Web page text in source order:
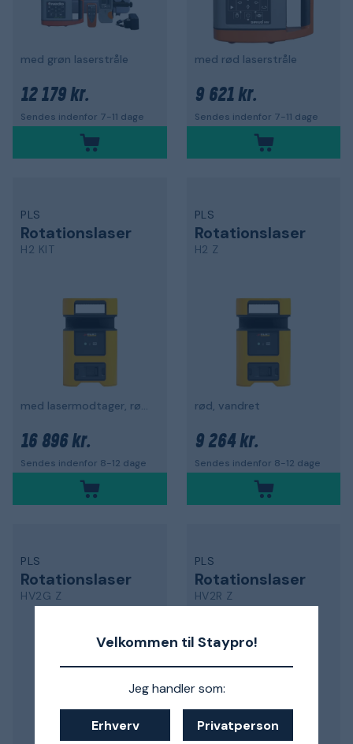
Velkommen til Staypro!
Jeg handler som:
Erhverv Privatperson
med grøn laserstråle
12 179 kr.
Sendes indenfor 7-11 dage
med rød laserstråle
9 621 kr.
Sendes indenfor 7-11 dage
PLS
Rotationslaser
H2 KIT
med lasermodtager, rød, vandret
16 896 kr.
Sendes indenfor 8-12 dage
PLS
Rotationslaser
H2 Z
rød, vandret
9 264 kr.
Sendes indenfor 8-12 dage
PLS
Rotationslaser
HV2G Z
PLS
Rotationslaser
HV2R Z